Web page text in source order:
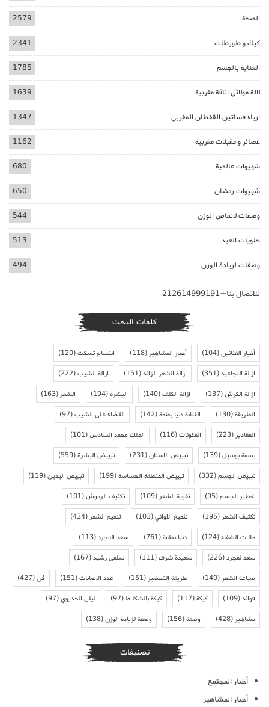
الصحة 2579
كيك و طورطات 2341
العناية بالجسم 1785
لالة مولاتي اناقة مغربية 1639
ازياء فساتين القفطان المغربي 1347
عصائر و مقبلات مغربية 1162
شهيوات عالمية 680
شهيوات رمضان 650
وصفات لانقاص الوزن 544
حلويات العيد 513
وصفات لزيادة الوزن 494
للاتصال بنا+212614999191
كلمات البحث
أخبار الفنانين(104) أخبار المشاهير(118) ابتسام تسكت(120)
ازالة التجاعيد(351) ازالة الشعر الزائد(151) ازالة الشيب(222)
ازالة الكرش(137) ازالة الكلف(140) البشرة(194) الشعر(163)
الطريقة(130) الفنانة دنيا بطمة(142) القضاء على الشيب(97)
المقادير(223) المكونات(116) الملك محمد السادس(101)
بسمة بوسيل(139) تبييض الاسنان(231) تبييض البشرة(559)
تبييض الجسم(332) تبييض المنطقة الحساسة(199) تبييض اليدين(119)
تعطير الجسم(95) تقوية الشعر(109) تكثيف الرموش(101)
تكثيف الشعر(195) تلميع الاواني(103) تنعيم الشعر(434)
حالات الشفاء(124) دنيا بطمة(761) سعد المجرد(113)
سعد لمجرد(226) سعيدة شرف(111) سلمى رشيد(167)
صباغة الشعر(140) طريقة التحضير(151) عدد الاصابات(151) فن(427)
فوائد(109) كيكة(117) كيكة بالشكلاط(97) ليلى الحديوي(97)
مشاهير(428) وصفة(156) وصفة لزيادة الوزن(138)
تصنيفات
أخبار المجتمع
أخبار المشاهير